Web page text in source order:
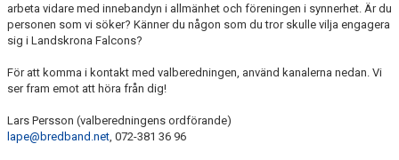
arbeta vidare med innebandyn i allmänhet och föreningen i synnerhet. Är du
personen som vi söker? Känner du någon som du tror skulle vilja engagera
sig i Landskrona Falcons?
För att komma i kontakt med valberedningen, använd kanalerna nedan. Vi
ser fram emot att höra från dig!
Lars Persson (valberedningens ordförande)
lape@bredband.net , 072-381 36 96